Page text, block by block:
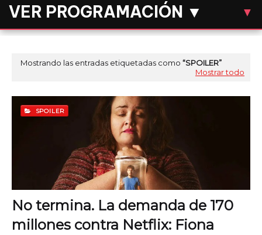
VER PROGRAMACIÓN ▼ ▼
Noche Clásica
00:00 - 05:00
Tiempo de Jazz AM
05:00 - 06:00
Mañanas y Rock
Mostrando las entradas etiquetadas como
SPOILER
Mostrar todo
SPOILER
No termina. La demanda de 170
millones contra Netflix: Fiona